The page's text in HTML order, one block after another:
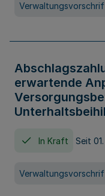
erwartende
In Kraft Seit